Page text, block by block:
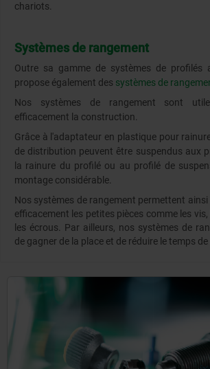
chariots.
Systèmes de rangement
Outre sa gamme de systèmes de profilés
propose également des systèmes de
Nos systèmes de rangement sont
efficacement la construction.
Grâce à l'adaptateur en plastique pour
de distribution peuvent être suspendus aux
la rainure du profilé ou au profilé de
montage considérable.
Nos systèmes de rangement permettent ainsi
efficacement les petites pièces comme les
les écrous. Par ailleurs, nos systèmes de
de gagner de la place et de réduire le temps